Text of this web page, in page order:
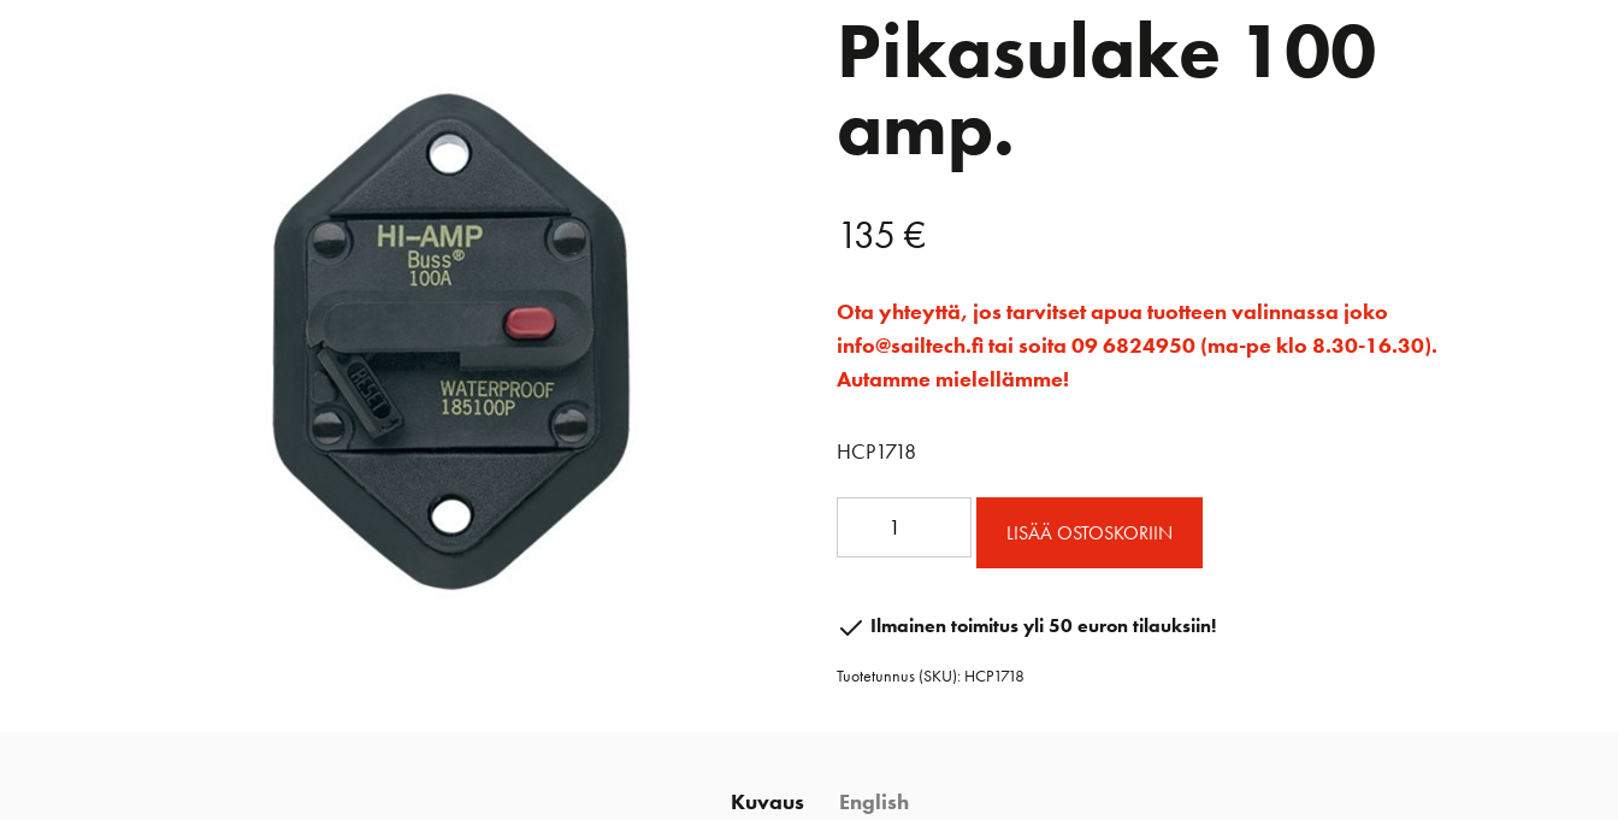
Pikasulake 100
amp.
135 €
Ota yhteyttä, jos tarvitset apua tuotteen valinnassa joko
info@sailtech.fi tai soita 09 6824950 (ma-pe klo 8.30-16.30).
Autamme mielellämme!
HCP1718
määrä
LISÄÄ OSTOSKORIIN
Ilmainen toimitus yli 50 euron tilauksiin!
Tuotetunnus (SKU): HCP1718
Kuvaus English